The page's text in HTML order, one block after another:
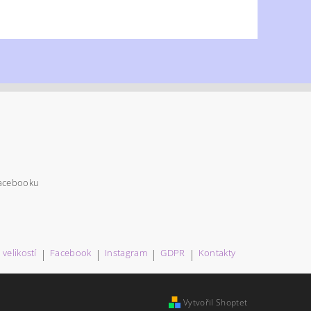
| Facebook | Instagram | GDPR | Kontakty
Vytvořil Shoptet